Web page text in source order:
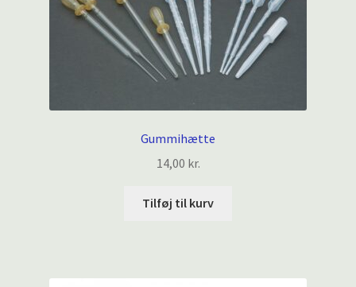
Gummihætte
14,00 kr.
Tilføj til kurv